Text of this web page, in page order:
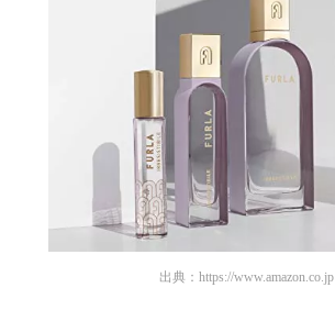
出典： https://www.amazon.co.jp